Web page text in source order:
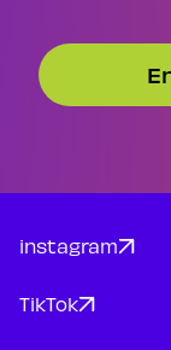
instagram
TikTok